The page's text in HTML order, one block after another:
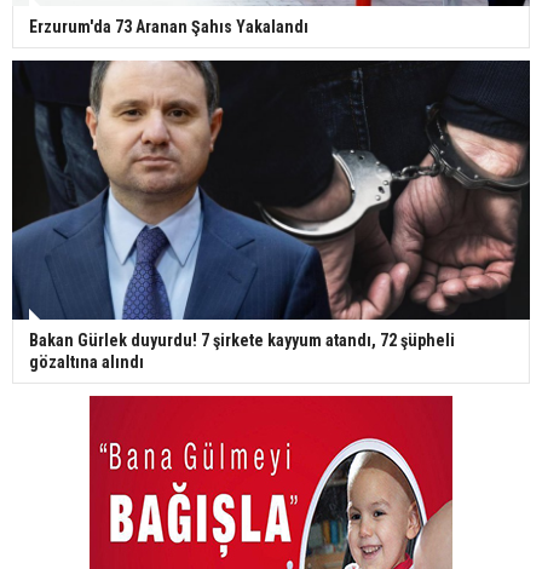
Erzurum'da 73 Aranan Şahıs Yakalandı
Bakan Gürlek duyurdu! 7 şirkete kayyum atandı, 72 şüpheli
gözaltına alındı